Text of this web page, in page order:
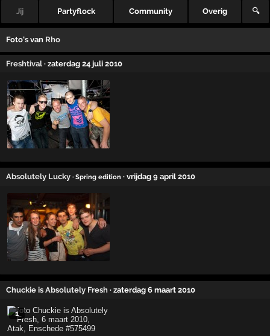
Jij Partyflock Community Overig 🔍
Foto's van Rho
Freshtival · zaterdag 24 juli 2010
Absolutely Lucky · Spring edition · vrijdag 9 april 2010
Chuckie is Absolutely Fresh · zaterdag 6 maart 2010
1